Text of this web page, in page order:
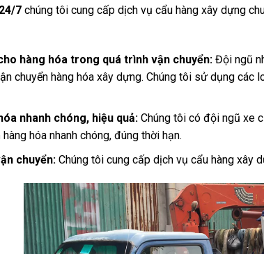
7 chúng tôi cung cấp dịch vụ cẩu hàng xây dựng
hàng hóa trong quá trình vận chuyển: Đội ngũ
chuyển hàng hóa xây dựng. Chúng tôi sử dụng
nhanh chóng, hiệu quả:Chúng tôi có đội ngũ xe
hóa nhanh chóng, đúng thời hạn.
chuyển: Chúng tôi cung cấp dịch vụ cẩu hàng xây